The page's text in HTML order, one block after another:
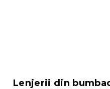
Lenjerii din